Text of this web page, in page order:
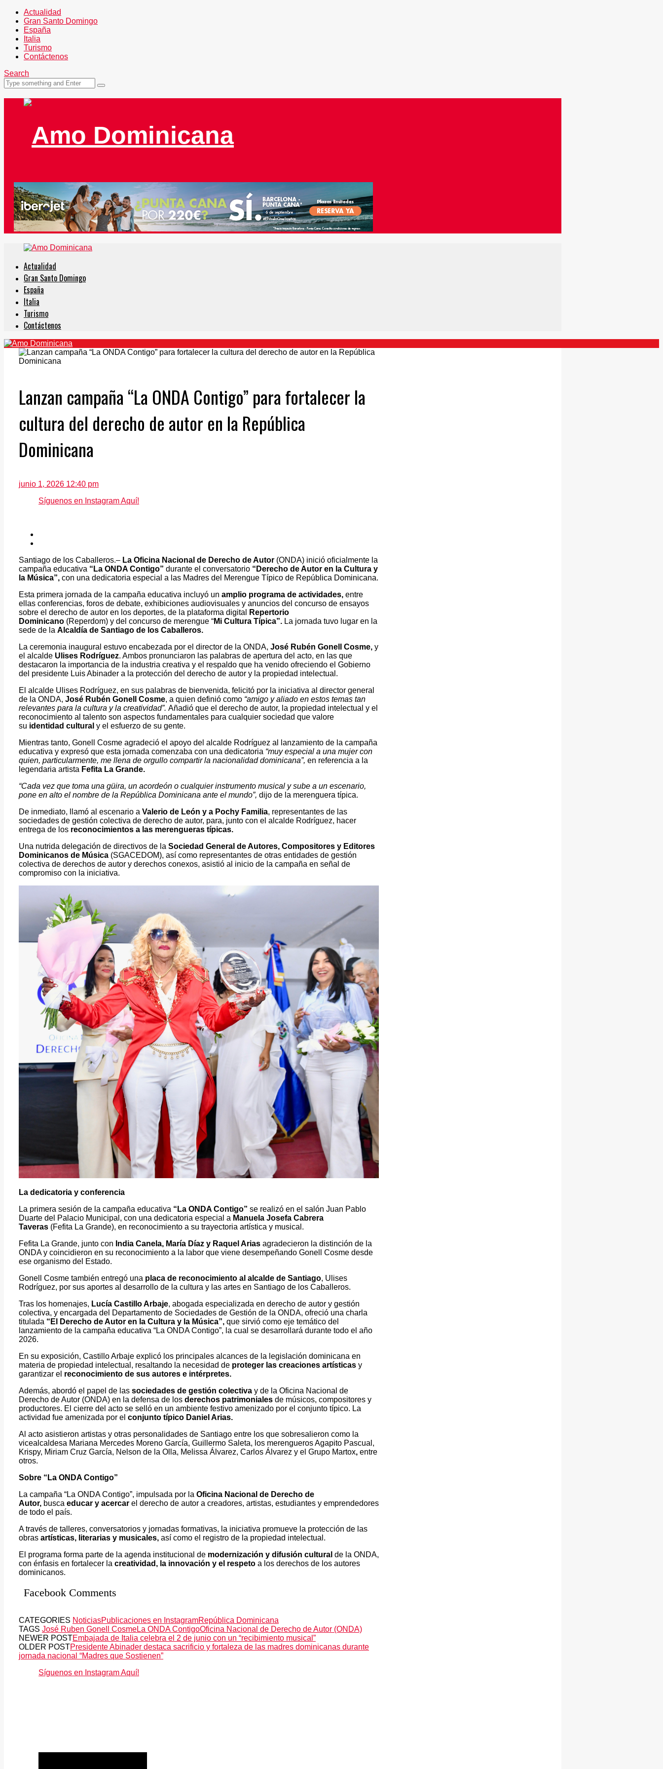
Actualidad
Gran Santo Domingo
España
Italia
Turismo
Contáctenos
Search
Actualidad
Gran Santo Domingo
España
Italia
Turismo
Contáctenos
Lanzan campaña “La ONDA Contigo” para fortalecer la
cultura del derecho de autor en la República
Dominicana
junio 1, 2026 12:40 pm
Síguenos en Instagram Aquí!
Santiago de los Caballeros.– La Oficina Nacional de Derecho de Autor (ONDA) inició oficialmente la
campaña educativa “La ONDA Contigo” durante el conversatorio “Derecho de Autor en la Cultura y
la Música”, con una dedicatoria especial a las Madres del Merengue Típico de República Dominicana.
Esta primera jornada de la campaña educativa incluyó un amplio programa de actividades, entre
ellas conferencias, foros de debate, exhibiciones audiovisuales y anuncios del concurso de ensayos
sobre el derecho de autor en los deportes, de la plataforma digital
Repertorio
Dominicano (Reperdom) y del concurso de merengue “Mi Cultura Típica”. La jornada tuvo lugar en la
sede de la Alcaldía de Santiago de los Caballeros.
La ceremonia inaugural estuvo encabezada por el director de la ONDA, José Rubén Gonell Cosme, y
el alcalde Ulises Rodríguez. Ambos pronunciaron las palabras de apertura del acto, en las que
destacaron la importancia de la industria creativa y el respaldo que ha venido ofreciendo el Gobierno
del presidente Luis Abinader a la protección del derecho de autor y la propiedad intelectual.
El alcalde Ulises Rodríguez, en sus palabras de bienvenida, felicitó por la iniciativa al director general
de la ONDA, José Rubén Gonell Cosme, a quien definió como “amigo y aliado en estos temas tan
relevantes para la cultura y la creatividad”. Añadió que el derecho de autor, la propiedad intelectual y el
reconocimiento al talento son aspectos fundamentales para cualquier sociedad que valore
su identidad cultural y el esfuerzo de su gente.
Mientras tanto, Gonell Cosme agradeció el apoyo del alcalde Rodríguez al lanzamiento de la campaña
educativa y expresó que esta jornada comenzaba con una dedicatoria “muy especial a una mujer con
quien, particularmente, me llena de orgullo compartir la nacionalidad dominicana”, en referencia a la
legendaria artista Fefita La Grande.
“Cada vez que toma una güira, un acordeón o cualquier instrumento musical y sube a un escenario,
pone en alto el nombre de la República Dominicana ante el mundo”, dijo de la merenguera típica.
De inmediato, llamó al escenario a Valerio de León y a Pochy Familia, representantes de las
sociedades de gestión colectiva de derecho de autor, para, junto con el alcalde Rodríguez, hacer
entrega de los reconocimientos a las merengueras típicas.
Una nutrida delegación de directivos de la Sociedad General de Autores, Compositores y Editores
Dominicanos de Música (SGACEDOM), así como representantes de otras entidades de gestión
colectiva de derechos de autor y derechos conexos, asistió al inicio de la campaña en señal de
compromiso con la iniciativa.
La dedicatoria y conferencia
La primera sesión de la campaña educativa “La ONDA Contigo” se realizó en el salón Juan Pablo
Duarte del Palacio Municipal, con una dedicatoria especial a Manuela Josefa Cabrera
Taveras (Fefita La Grande), en reconocimiento a su trayectoria artística y musical.
Fefita La Grande, junto con India Canela, María Díaz y Raquel Arias agradecieron la distinción de la
ONDA y coincidieron en su reconocimiento a la labor que viene desempeñando Gonell Cosme desde
ese organismo del Estado.
Gonell Cosme también entregó una placa de reconocimiento al alcalde de Santiago, Ulises
Rodríguez, por sus aportes al desarrollo de la cultura y las artes en Santiago de los Caballeros.
Tras los homenajes, Lucía Castillo Arbaje, abogada especializada en derecho de autor y gestión
colectiva, y encargada del Departamento de Sociedades de Gestión de la ONDA, ofreció una charla
titulada “El Derecho de Autor en la Cultura y la Música”, que sirvió como eje temático del
lanzamiento de la campaña educativa “La ONDA Contigo”, la cual se desarrollará durante todo el año
2026.
En su exposición, Castillo Arbaje explicó los principales alcances de la legislación dominicana en
materia de propiedad intelectual, resaltando la necesidad de proteger las creaciones artísticas y
garantizar el reconocimiento de sus autores e intérpretes.
Además, abordó el papel de las sociedades de gestión colectiva y de la Oficina Nacional de
Derecho de Autor (ONDA) en la defensa de los derechos patrimoniales de músicos, compositores y
productores. El cierre del acto se selló en un ambiente festivo amenizado por el conjunto típico. La
actividad fue amenizada por el conjunto típico Daniel Arias.
Al acto asistieron artistas y otras personalidades de Santiago entre los que sobresalieron como la
vicealcaldesa Mariana Mercedes Moreno García, Guillermo Saleta, los merengueros Agapito Pascual,
Krispy, Miriam Cruz García, Nelson de la Olla, Melissa Álvarez, Carlos Álvarez y el Grupo Martox, entre
otros.
Sobre “La ONDA Contigo”
La campaña “La ONDA Contigo”, impulsada por la Oficina Nacional de Derecho de
Autor, busca educar y acercar el derecho de autor a creadores, artistas, estudiantes y emprendedores
de todo el país.
A través de talleres, conversatorios y jornadas formativas, la iniciativa promueve la protección de las
obras artísticas, literarias y musicales, así como el registro de la propiedad intelectual.
El programa forma parte de la agenda institucional de modernización y difusión cultural de la ONDA,
con énfasis en fortalecer la creatividad, la innovación y el respeto a los derechos de los autores
dominicanos.
Facebook Comments
CATEGORIES NoticiasPublicaciones en InstagramRepública Dominicana
TAGS José Ruben Gonell CosmeLa ONDA ContigoOficina Nacional de Derecho de Autor (ONDA)
NEWER POSTEmbajada de Italia celebra el 2 de junio con un “recibimiento musical”
OLDER POSTPresidente Abinader destaca sacrificio y fortaleza de las madres dominicanas durante
jornada nacional “Madres que Sostienen”
Síguenos en Instagram Aquí!